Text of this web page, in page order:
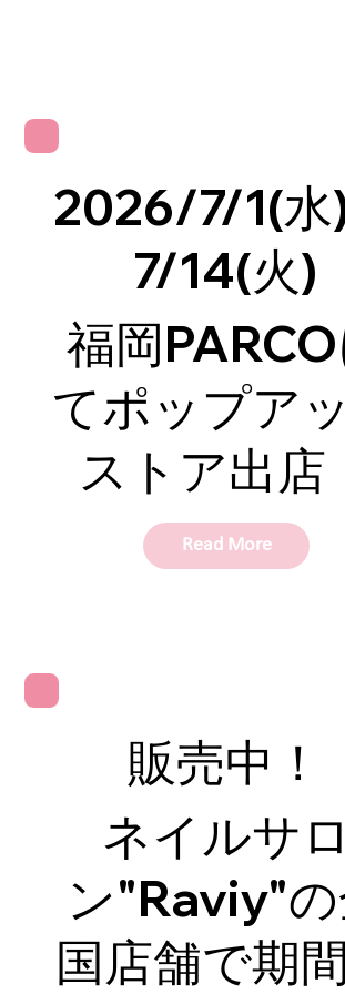
2026/7/1(水
7/14(火)
福岡
てポップア
ストア出店
Read More
販売中！
ネイルサロ
ン"Raviy"
国店舗で期